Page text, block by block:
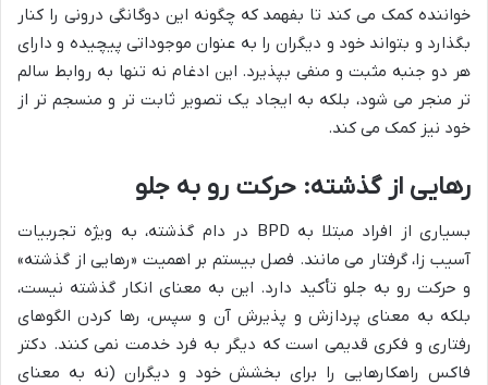
خواننده کمک می کند تا بفهمد که چگونه این دوگانگی درونی را کنار
بگذارد و بتواند خود و دیگران را به عنوان موجوداتی پیچیده و دارای
هر دو جنبه مثبت و منفی بپذیرد. این ادغام نه تنها به روابط سالم
تر منجر می شود، بلکه به ایجاد یک تصویر ثابت تر و منسجم تر از
خود نیز کمک می کند.
رهایی از گذشته: حرکت رو به جلو
بسیاری از افراد مبتلا به BPD در دام گذشته، به ویژه تجربیات
آسیب زا، گرفتار می مانند. فصل بیستم بر اهمیت «رهایی از گذشته»
و حرکت رو به جلو تأکید دارد. این به معنای انکار گذشته نیست،
بلکه به معنای پردازش و پذیرش آن و سپس، رها کردن الگوهای
رفتاری و فکری قدیمی است که دیگر به فرد خدمت نمی کنند. دکتر
فاکس راهکارهایی را برای بخشش خود و دیگران (نه به معنای